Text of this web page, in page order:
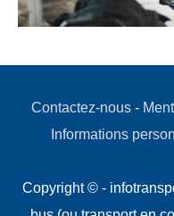
Contactez-nous-
Informations
Copyright © -